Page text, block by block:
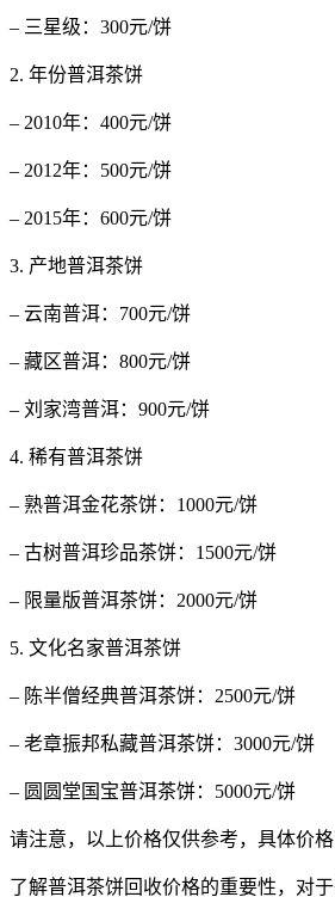
– 三星级：300元/饼
2. 年份普洱茶饼
– 2010年：400元/饼
– 2012年：500元/饼
– 2015年：600元/饼
3. 产地普洱茶饼
– 云南普洱：700元/饼
– 藏区普洱：800元/饼
– 刘家湾普洱：900元/饼
4. 稀有普洱茶饼
– 熟普洱金花茶饼：1000元/饼
– 古树普洱珍品茶饼：1500元/饼
– 限量版普洱茶饼：2000元/饼
5. 文化名家普洱茶饼
– 陈半僧经典普洱茶饼：2500元/饼
– 老章振邦私藏普洱茶饼：3000元/饼
– 圆圆堂国宝普洱茶饼：5000元/饼
请注意，以上价格仅供参考，具体价
了解普洱茶饼回收价格的重要性，对